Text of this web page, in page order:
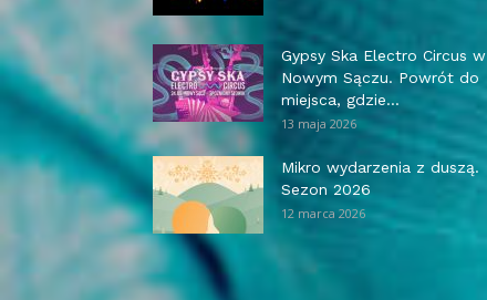
Gypsy Ska Electro Circus w
Nowym Sączu. Powrót do
miejsca, gdzie...
13 maja 2026
Mikro wydarzenia z duszą.
Sezon 2026
12 marca 2026